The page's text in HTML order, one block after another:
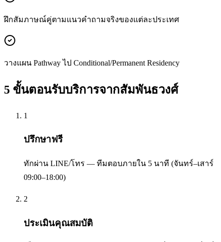
ฝึกสัมภาษณ์คู่ตามแนวคำถามจริงของแต่ละประเทศ
วางแผน Pathway ไป Conditional/Permanent Residency
5 ขั้นตอนรับบริการจากสัมพันธวงศ์
1
ปรึกษาฟรี
ทักผ่าน LINE/โทร — ทีมตอบภายใน 5 นาที (จันทร์–เสาร์
09:00–18:00)
2
ประเมินคุณสมบัติ